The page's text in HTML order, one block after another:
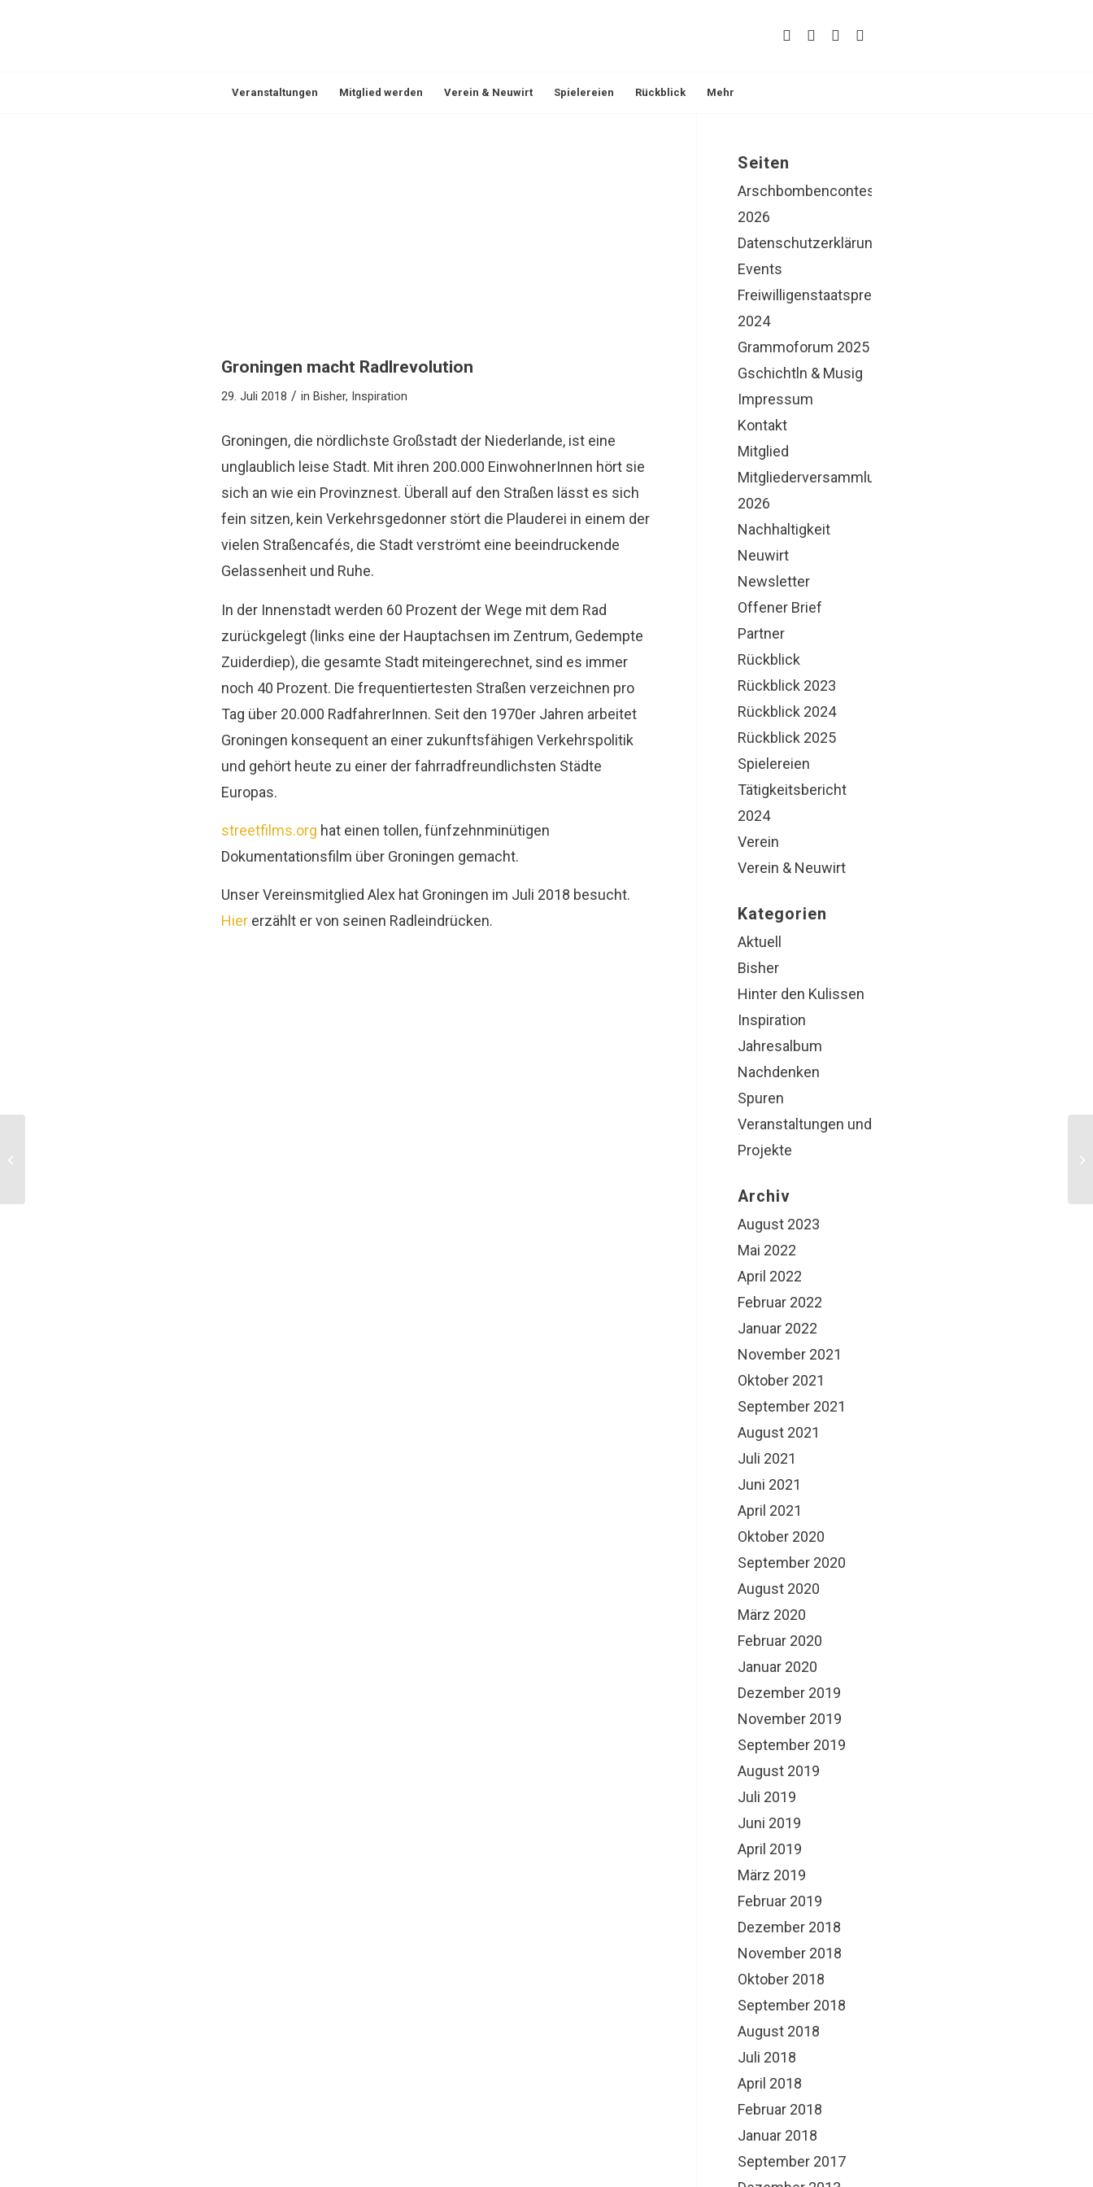
Veranstaltungen Mitglied werden Verein & Neuwirt Spielereien Rückblick Mehr
Groningen macht Radlrevolution
29. Juli 2018 / in Bisher, Inspiration
Groningen, die nördlichste Großstadt der Niederlande, ist eine
unglaublich leise Stadt. Mit ihren 200.000 EinwohnerInnen hört sie
sich an wie ein Provinznest. Überall auf den Straßen lässt es sich
fein sitzen, kein Verkehrsgedonner stört die Plauderei in einem der
vielen Straßencafés, die Stadt verströmt eine beeindruckende
Gelassenheit und Ruhe.
In der Innenstadt werden 60 Prozent der Wege mit dem Rad
zurückgelegt (links eine der Hauptachsen im Zentrum, Gedempte
Zuiderdiep), die gesamte Stadt miteingerechnet, sind es immer
noch 40 Prozent. Die frequentiertesten Straßen verzeichnen pro
Tag über 20.000 RadfahrerInnen. Seit den 1970er Jahren arbeitet
Groningen konsequent an einer zukunftsfähigen Verkehrspolitik
und gehört heute zu einer der fahrradfreundlichsten Städte
Europas.
streetfilms.org hat einen tollen, fünfzehnminütigen
Dokumentationsfilm über Groningen gemacht.
Unser Vereinsmitglied Alex hat Groningen im Juli 2018 besucht.
Hier erzählt er von seinen Radleindrücken.
Seiten
Arschbombencontest
2026
Datenschutzerklärung
Events
Freiwilligenstaatspreis
2024
Grammoforum 2025
Gschichtln & Musig
Impressum
Kontakt
Mitglied
Mitgliederversammlung
2026
Nachhaltigkeit
Neuwirt
Newsletter
Offener Brief
Partner
Rückblick
Rückblick 2023
Rückblick 2024
Rückblick 2025
Spielereien
Tätigkeitsbericht
2024
Verein
Verein & Neuwirt
Kategorien
Aktuell
Bisher
Hinter den Kulissen
Inspiration
Jahresalbum
Nachdenken
Spuren
Veranstaltungen und
Projekte
Archiv
August 2023
Mai 2022
April 2022
Februar 2022
Januar 2022
November 2021
Oktober 2021
September 2021
August 2021
Juli 2021
Juni 2021
April 2021
Oktober 2020
September 2020
August 2020
März 2020
Februar 2020
Januar 2020
Dezember 2019
November 2019
September 2019
August 2019
Juli 2019
Juni 2019
April 2019
März 2019
Februar 2019
Dezember 2018
November 2018
Oktober 2018
September 2018
August 2018
Juli 2018
April 2018
Februar 2018
Januar 2018
September 2017